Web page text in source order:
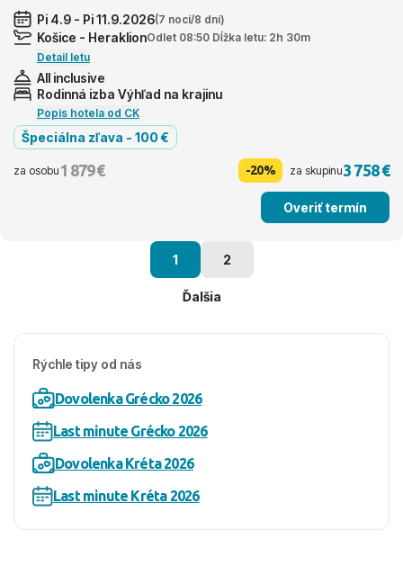
Pi 4.9 - Pi 11.9.2026(7 nocí/8 dní)
Košice - HeraklionOdlet 08:50 Dĺžka letu: 2h 30m
Detail letu
All inclusive
Rodinná izba Výhľad na krajinu
Popis hotela od CK
Špeciálna zľava - 100 €
za osobu 1 879 € -20% za skupinu3 758 €
Overiť termín
1 2
Ďalšia
Rýchle tipy od nás
Dovolenka Grécko 2026
Last minute Grécko 2026
Dovolenka Kréta 2026
Last minute Kréta 2026